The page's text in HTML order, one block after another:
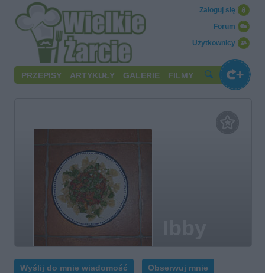
Użytkownicy
Forum
Zaloguj się
PRZEPISY ARTYKUŁY GALERIE FILMY
Wyślij do mnie wiadomość Obserwuj mnie